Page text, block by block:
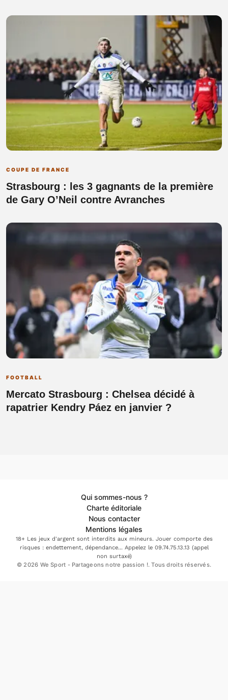
COUPE DE FRANCE
Strasbourg : les 3 gagnants de la première
de Gary O’Neil contre Avranches
FOOTBALL
Mercato Strasbourg : Chelsea décidé à
rapatrier Kendry Páez en janvier ?
Qui sommes-nous ?
Charte éditoriale
Nous contacter
Mentions légales
18+ Les jeux d'argent sont interdits aux mineurs. Jouer comporte des
risques : endettement, dépendance... Appelez le 09.74.75.13.13 (appel
non surtaxé)
© 2026 We Sport - Partageons notre passion !. Tous droits réservés.